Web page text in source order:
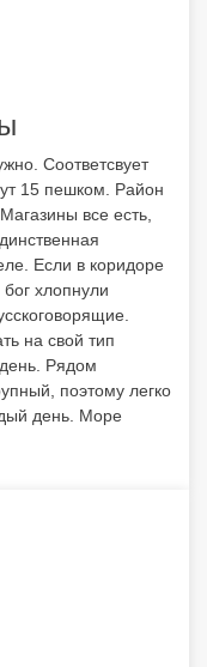
Соответсвует
15 пешком. Район
все есть,
Если в коридоре
хлопнули
на свой тип
Рядом
поэтому легко
день. Море